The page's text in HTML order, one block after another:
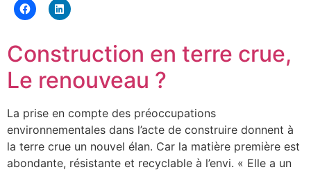
Cliquez
pour
dans
une
fenêtre)
Cliquez
pour
LinkedIn(ouvre
dans
une
fenêtre)
Construction en terre crue,
Le renouveau ?
La prise en compte des préoccupations
environnementales dans l’acte de construire donnent à
la terre crue un nouvel élan. Car la matière première est
abondante, résistante et recyclable à l’envi. « Elle a un